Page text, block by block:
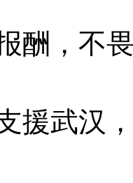
酬，不
援武汉